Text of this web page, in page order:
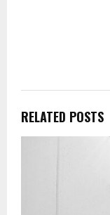
RELATED POSTS